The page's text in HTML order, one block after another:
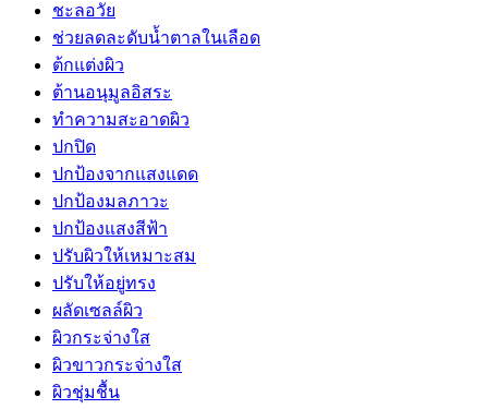
ชะลอวัย
ช่วยลดละดับน้ำตาลในเลือด
ต้กแต่งผิว
ต้านอนุมูลอิสระ
ทำความสะอาดผิว
ปกปิด
ปกป้องจากแสงแดด
ปกป้องมลภาวะ
ปกป้องแสงสีฟ้า
ปรับผิวให้เหมาะสม
ปรับให้อยู่ทรง
ผลัดเซลล์ผิว
ผิวกระจ่างใส
ผิวขาวกระจ่างใส
ผิวชุ่มชื้น